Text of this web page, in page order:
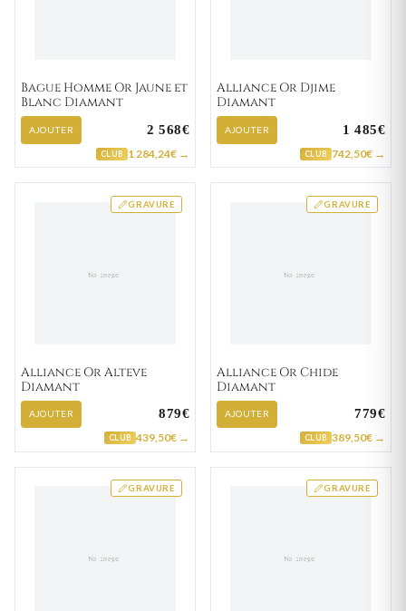
Bague Homme Or Jaune et
Blanc Diamant
AJOUTER 2 568€
CLUB 1 284,24€ →
Alliance Or Djime
Diamant
AJOUTER 1 485€
CLUB 742,50€ →
GRAVURE
Alliance Or Alteve
Diamant
AJOUTER 879€
CLUB 439,50€ →
GRAVURE
Alliance Or Chide
Diamant
AJOUTER 779€
CLUB 389,50€ →
GRAVURE GRAVURE